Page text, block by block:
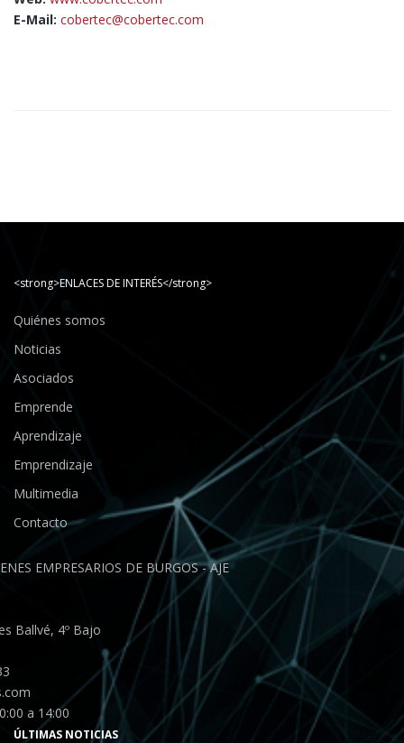
E-Mail: cobertec@cobertec.com
<strong>ENLACES DE INTERÉS</strong>
Quiénes somos
Noticias
Asociados
Emprende
Aprendizaje
Emprendizaje
Multimedia
Contacto
EMPRESARIOS DE BURGOS - AJE
Ballvé, 4º Bajo
a 14:00
ÚLTIMAS NOTICIAS